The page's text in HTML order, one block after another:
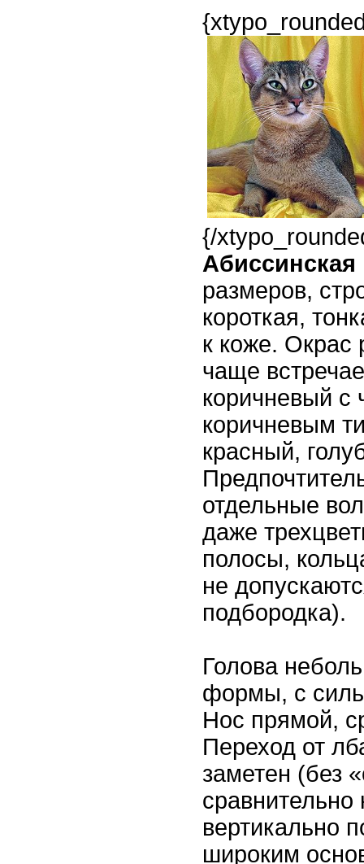
{/
Абиссинская
размеров,
короткая,
к коже. Окрас
чаще
коричневый
коричневым
красный,
отдельные
даже
полосы,
не
подбородка).
Голова
формы, с
Нос прямой,
Переход от
заметен (без
сравнительно
вертикально
широким